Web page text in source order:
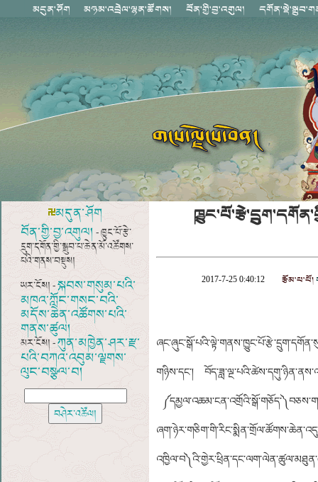
མདུན་ཤོག
བོན་གྱི་བྱ་འགུལ། - ཁྱུང་པོ་རྩེ་
དྲུག་དགོན་གྱི་སྒྲུབ་པ་ཆེན་མོ་འཚོགས་
པའི་གནས་བསྡུས།
ཡར་ངོས། -སྐབས་གསུམ་པའི་
མཁའ་ཀློང་གསང་བའི་
མདོས་ཆེན་འཚོགས་པའི་
གནས་ཚུལ།
མར་ངོས། -ཀུན་མཁྱེན་ཤར་རྫ་
པའི་བཀའ་འབུམ་ལྗགས་
ལུང་བསྩལ་བ།
2017-7-25 0:40:12 རྩོམ་པ་པོ།
གཉིས་དང་།